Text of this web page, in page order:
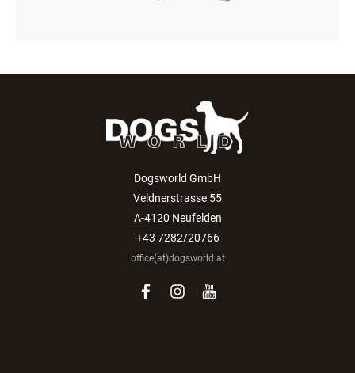
Dogsworld GmbH
Veldnerstrasse 55
A-4120 Neufelden
+43 7282/20766
office(at)dogsworld.at
facebook
instagram
youtube